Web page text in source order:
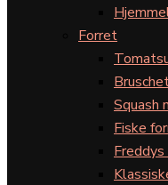
Forret
Squash
Fiske